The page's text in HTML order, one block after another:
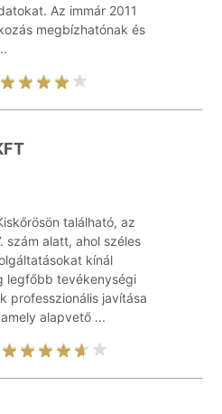
Az immár 2011
megbízhatónak és
található, az
szám alatt, ahol széles
kínál
legfőbb tevékenységi
professzionális javítása
alapvető ...